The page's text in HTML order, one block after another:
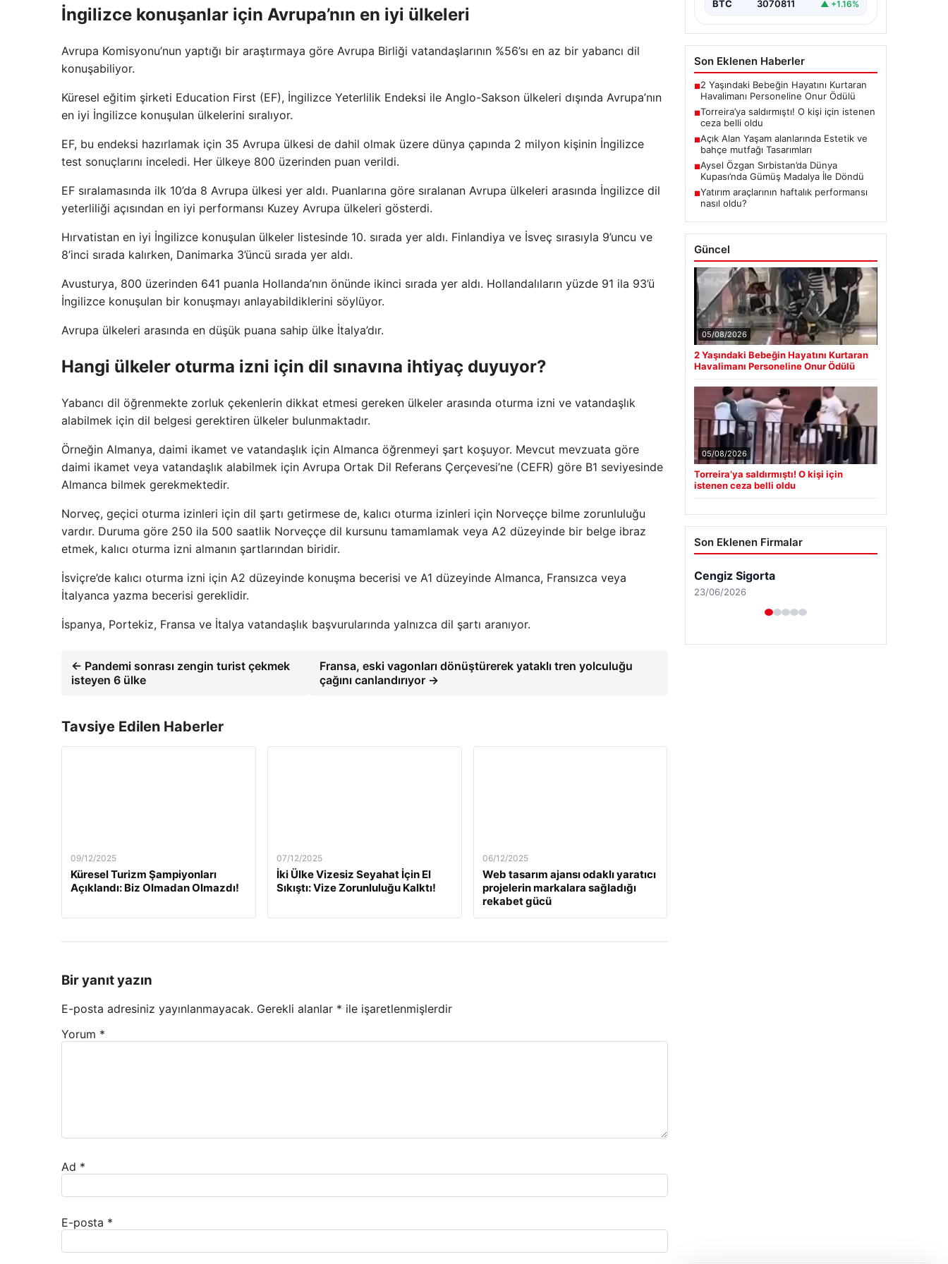
İngilizce konuşanlar için Avrupa’nın en iyi ülkeleri
Avrupa Komisyonu’nun yaptığı bir araştırmaya göre Avrupa Birliği vatandaşlarının %56’sı en az bir yabancı dil
konuşabiliyor.
Küresel eğitim şirketi Education First (EF), İngilizce Yeterlilik Endeksi ile Anglo-Sakson ülkeleri dışında Avrupa’nın
en iyi İngilizce konuşulan ülkelerini sıralıyor.
EF, bu endeksi hazırlamak için 35 Avrupa ülkesi de dahil olmak üzere dünya çapında 2 milyon kişinin İngilizce
test sonuçlarını inceledi. Her ülkeye 800 üzerinden puan verildi.
EF sıralamasında ilk 10’da 8 Avrupa ülkesi yer aldı. Puanlarına göre sıralanan Avrupa ülkeleri arasında İngilizce dil
yeterliliği açısından en iyi performansı Kuzey Avrupa ülkeleri gösterdi.
Hırvatistan en iyi İngilizce konuşulan ülkeler listesinde 10. sırada yer aldı. Finlandiya ve İsveç sırasıyla 9’uncu ve
8’inci sırada kalırken, Danimarka 3’üncü sırada yer aldı.
Avusturya, 800 üzerinden 641 puanla Hollanda’nın önünde ikinci sırada yer aldı. Hollandalıların yüzde 91 ila 93’ü
İngilizce konuşulan bir konuşmayı anlayabildiklerini söylüyor.
Avrupa ülkeleri arasında en düşük puana sahip ülke İtalya’dır.
Hangi ülkeler oturma izni için dil sınavına ihtiyaç duyuyor?
Yabancı dil öğrenmekte zorluk çekenlerin dikkat etmesi gereken ülkeler arasında oturma izni ve vatandaşlık
alabilmek için dil belgesi gerektiren ülkeler bulunmaktadır.
Örneğin Almanya, daimi ikamet ve vatandaşlık için Almanca öğrenmeyi şart koşuyor. Mevcut mevzuata göre
daimi ikamet veya vatandaşlık alabilmek için Avrupa Ortak Dil Referans Çerçevesi’ne (CEFR) göre B1 seviyesinde
Almanca bilmek gerekmektedir.
Norveç, geçici oturma izinleri için dil şartı getirmese de, kalıcı oturma izinleri için Norveççe bilme zorunluluğu
vardır. Duruma göre 250 ila 500 saatlik Norveççe dil kursunu tamamlamak veya A2 düzeyinde bir belge ibraz
etmek, kalıcı oturma izni almanın şartlarından biridir.
İsviçre’de kalıcı oturma izni için A2 düzeyinde konuşma becerisi ve A1 düzeyinde Almanca, Fransızca veya
İtalyanca yazma becerisi gereklidir.
İspanya, Portekiz, Fransa ve İtalya vatandaşlık başvurularında yalnızca dil şartı aranıyor.
← Pandemi sonrası zengin turist çekmek
isteyen 6 ülke
Fransa, eski vagonları dönüştürerek yataklı tren yolculuğu
çağını canlandırıyor →
Tavsiye Edilen Haberler
09/12/2025
Küresel Turizm Şampiyonları
Açıklandı: Biz Olmadan Olmazdı!
07/12/2025
İki Ülke Vizesiz Seyahat İçin El
Sıkıştı: Vize Zorunluluğu Kalktı!
06/12/2025
Web tasarım ajansı odaklı yaratıcı
projelerin markalara sağladığı
rekabet gücü
Bir yanıt yazın
E-posta adresiniz yayınlanmayacak. Gerekli alanlar * ile işaretlenmişlerdir
Yorum *
Ad *
E-posta *
BTC 3070811 ▲ +1.16%
Son Eklenen Haberler
■2 Yaşındaki Bebeğin Hayatını Kurtaran
Havalimanı Personeline Onur Ödülü
■Torreira’ya saldırmıştı! O kişi için istenen
ceza belli oldu
■Açık Alan Yaşam alanlarında Estetik ve
bahçe mutfağı Tasarımları
■Aysel Özgan Sırbistan’da Dünya
Kupası’nda Gümüş Madalya İle Döndü
■Yatırım araçlarının haftalık performansı
nasıl oldu?
Güncel
05/08/2026
2 Yaşındaki Bebeğin Hayatını Kurtaran
Havalimanı Personeline Onur Ödülü
05/08/2026
Torreira’ya saldırmıştı! O kişi için
istenen ceza belli oldu
Son Eklenen Firmalar
Cengiz Sigorta
23/06/2026